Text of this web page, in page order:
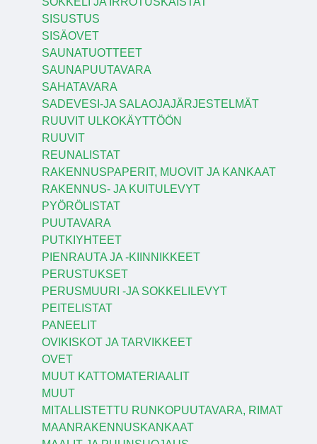
SISUSTUS
SISÄOVET
SAUNATUOTTEET
SAUNAPUUTAVARA
SAHATAVARA
SADEVESI-JA SALAOJAJÄRJESTELMÄT
RUUVIT ULKOKÄYTTÖÖN
RUUVIT
REUNALISTAT
RAKENNUSPAPERIT, MUOVIT JA KANKAAT
RAKENNUS- JA KUITULEVYT
PYÖRÖLISTAT
PUUTAVARA
PUTKIYHTEET
PIENRAUTA JA -KIINNIKKEET
PERUSTUKSET
PERUSMUURI -JA SOKKELILEVYT
PEITELISTAT
PANEELIT
OVIKISKOT JA TARVIKKEET
OVET
MUUT KATTOMATERIAALIT
MUUT
MITALLISTETTU RUNKOPUUTAVARA, RIMAT
MAANRAKENNUSKANKAAT